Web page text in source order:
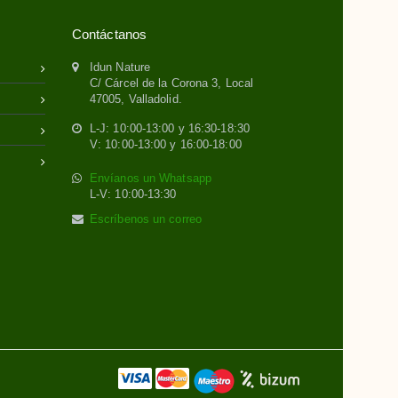
Contáctanos
Idun Nature
C/ Cárcel de la Corona 3, Local
47005, Valladolid.
L-J: 10:00-13:00 y 16:30-18:30
V: 10:00-13:00 y 16:00-18:00
Envíanos un Whatsapp
L-V: 10:00-13:30
Escríbenos un correo